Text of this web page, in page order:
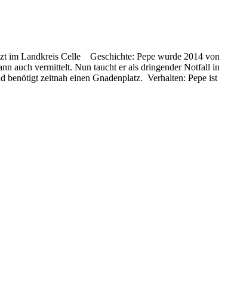
im Landkreis Celle Geschichte: Pepe wurde 2014 von
auch vermittelt. Nun taucht er als dringender Notfall in
benötigt zeitnah einen Gnadenplatz. Verhalten: Pepe ist